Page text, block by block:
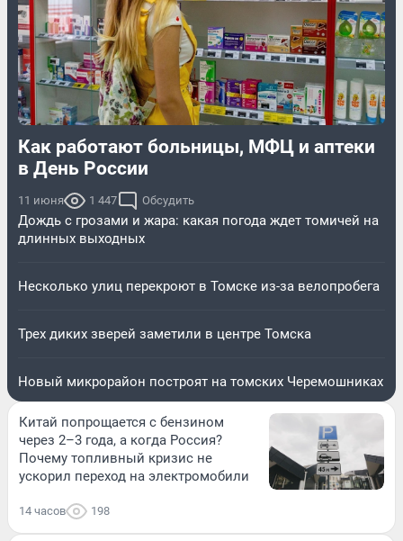
Как работают больницы, МФЦ и аптеки
в День России
11 июня 1 447 Обсудить
Дождь с грозами и жара: какая погода ждет томичей на
длинных выходных
Несколько улиц перекроют в Томске из-за велопробега
Трех диких зверей заметили в центре Томска
Новый микрорайон построят на томских Черемошниках
Китай попрощается с бензином
через 2–3 года, а когда Россия?
Почему топливный кризис не
ускорил переход на электромобили
14 часов 198